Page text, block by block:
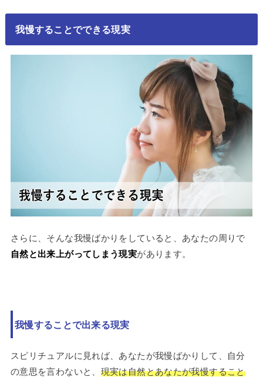
我慢することでできる現実
さらに、そんな我慢ばかりをしていると、あなたの周りで
自然と出来上がってしまう現実があります。
我慢することで出来る現実
スピリチュアルに見れば、あなたが我慢ばかりして、自分
の意思を言わないと、 現実は自然とあなたが我慢すること